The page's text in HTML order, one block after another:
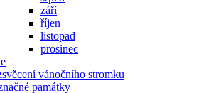
září
říjen
listopad
prosinec
vánočního stromku
památky